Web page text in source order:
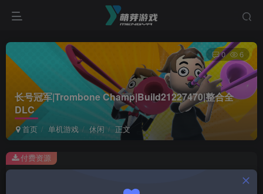
长号冠军|Trombone Champ|Build21227470|整合全
DLC
首页 单机游戏 休闲 正文
0 6
此内容为付费资源，请付费后查看
付费资源